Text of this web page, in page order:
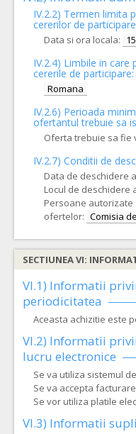
IV.2.2) Termen limita
cererilor de
Data si ora locala:
IV.2.4) Limbile in care
cererile de participare:
Romana
IV.2.6) Perioada
ofertantul trebuie sa
Oferta trebuie sa fie
IV.2.7) Conditii de
Data de deschidere
Locul de deschidere
Persoane
ofertelor: Comisia
SECTIUNEA VI:
VI.1) Informatii
periodicitatea
Aceasta achizitie este
VI.2) Informatii
lucru electronice
Se va utiliza sistemul
Se va accepta
Se vor utiliza platile
VI.3) Informatii